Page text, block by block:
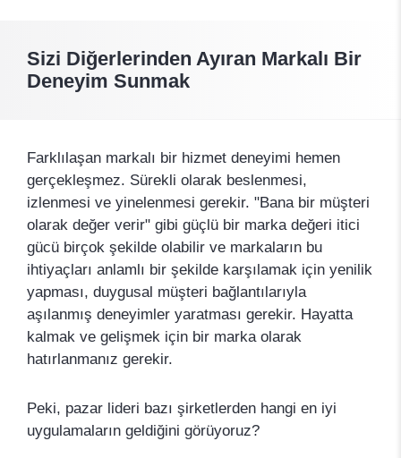
Sizi Diğerlerinden Ayıran Markalı Bir
Deneyim Sunmak
Farklılaşan markalı bir hizmet deneyimi hemen
gerçekleşmez. Sürekli olarak beslenmesi,
izlenmesi ve yinelenmesi gerekir. "Bana bir müşteri
olarak değer verir" gibi güçlü bir marka değeri itici
gücü birçok şekilde olabilir ve markaların bu
ihtiyaçları anlamlı bir şekilde karşılamak için yenilik
yapması, duygusal müşteri bağlantılarıyla
aşılanmış deneyimler yaratması gerekir. Hayatta
kalmak ve gelişmek için bir marka olarak
hatırlanmanız gerekir.
Peki, pazar lideri bazı şirketlerden hangi en iyi
uygulamaların geldiğini görüyoruz?